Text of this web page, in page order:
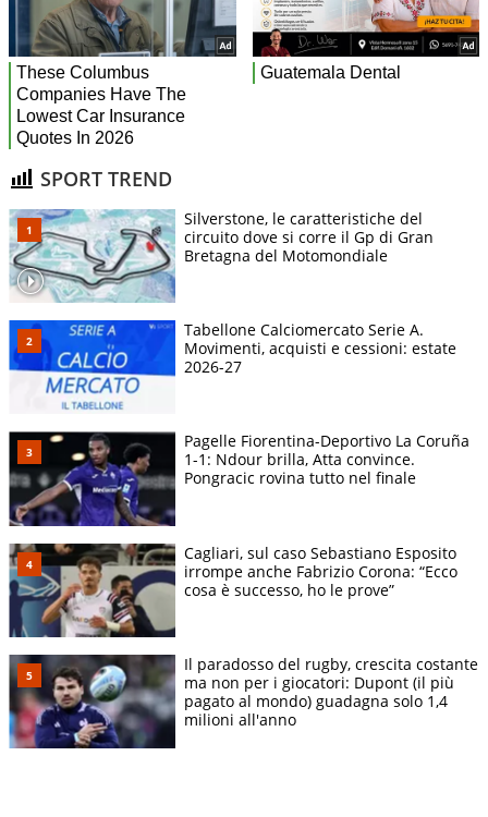
SPORT TREND
Silverstone, le caratteristiche del
circuito dove si corre il Gp di Gran
Bretagna del Motomondiale
Tabellone Calciomercato Serie A.
Movimenti, acquisti e cessioni: estate
2026-27
Pagelle Fiorentina-Deportivo La Coruña
1-1: Ndour brilla, Atta convince.
Pongracic rovina tutto nel finale
Cagliari, sul caso Sebastiano Esposito
irrompe anche Fabrizio Corona: “Ecco
cosa è successo, ho le prove”
Il paradosso del rugby, crescita costante
ma non per i giocatori: Dupont (il più
pagato al mondo) guadagna solo 1,4
milioni all'anno